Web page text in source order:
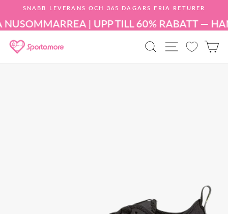
innehållet
Pausa
bildspelet
SNABB LEVERANS OCH 365 DAGARS FRIA RETURER
SOMMARREA | UPP TILL 60% RABATT —